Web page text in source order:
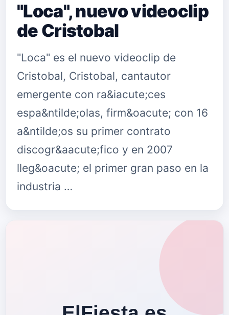
"Loca", nuevo videoclip
de Cristobal
"Loca" es el nuevo videoclip de
Cristobal, Cristobal, cantautor
emergente con ra&iacute;ces
espa&ntilde;olas, firm&oacute; con 16
a&ntilde;os su primer contrato
discogr&aacute;fico y en 2007
lleg&oacute; el primer gran paso en la
industria …